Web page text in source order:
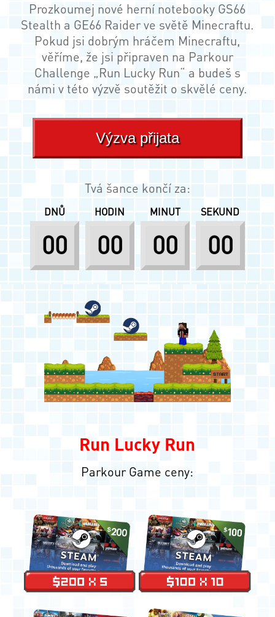
Prozkoumej nové herní notebooky GS66
Stealth a GE66 Raider ve světě Minecraftu.
Pokud jsi dobrým hráčem Minecraftu,
věříme, že jsi připraven na Parkour
Challenge „Run Lucky Run“ a budeš s
námi v této výzvě soutěžit o skvělé ceny.
Výzva přijata
Tvá šance končí za:
DNŮ
00
HODIN
00
MINUT
00
SEKUND
00
Run Lucky Run
Parkour Game ceny: